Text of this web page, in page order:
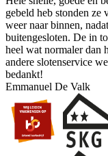
gebeld heb stonden
weer naar binnen,
buitengesloten. De in
heel wat normaler dan
andere slotenservice
bedankt!
Emmanuel De Valk